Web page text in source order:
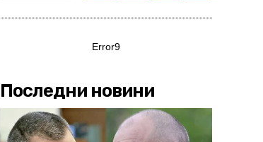
Error9
Последни новини